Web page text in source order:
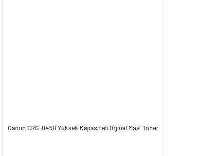
Canon CRG-045H Yüksek Kapasiteli Orjinal Mavi Toner